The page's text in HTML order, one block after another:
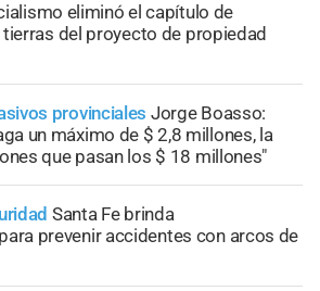
eliminó el capítulo de
del proyecto de propiedad
provinciales Jorge Boasso:
un máximo de $ 2,8 millones, la
que pasan los $ 18 millones"
Santa Fe brinda
prevenir accidentes con arcos de